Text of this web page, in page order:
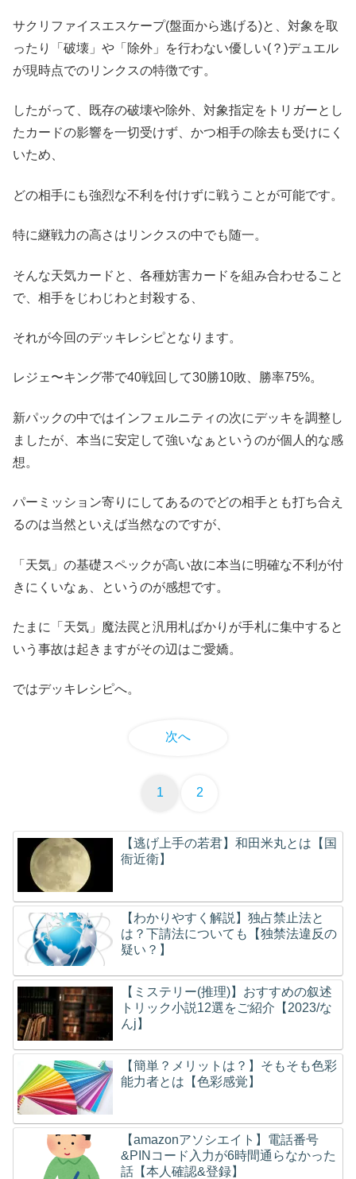
サクリファイスエスケープ(盤面から逃げる)と、対象を取
ったり「破壊」や「除外」を行わない優しい(？)デュエル
が現時点でのリンクスの特徴です。
したがって、既存の破壊や除外、対象指定をトリガーとし
たカードの影響を一切受けず、かつ相手の除去も受けにく
いため、
どの相手にも強烈な不利を付けずに戦うことが可能です。
特に継戦力の高さはリンクスの中でも随一。
そんな天気カードと、各種妨害カードを組み合わせること
で、相手をじわじわと封殺する、
それが今回のデッキレシピとなります。
レジェ〜キング帯で40戦回して30勝10敗、勝率75%。
新パックの中ではインフェルニティの次にデッキを調整し
ましたが、本当に安定して強いなぁというのが個人的な感
想。
パーミッション寄りにしてあるのでどの相手とも打ち合え
るのは当然といえば当然なのですが、
「天気」の基礎スペックが高い故に本当に明確な不利が付
きにくいなぁ、というのが感想です。
たまに「天気」魔法罠と汎用札ばかりが手札に集中すると
いう事故は起きますがその辺はご愛嬌。
ではデッキレシピへ。
次へ
1 2
【逃げ上手の若君】和田米丸とは【国
衙近衛】
【わかりやすく解説】独占禁止法と
は？下請法についても【独禁法違反の
疑い？】
【ミステリー(推理)】おすすめの叙述
トリック小説12選をご紹介【2023/な
んj】
【簡単？メリットは？】そもそも色彩
能力者とは【色彩感覚】
【amazonアソシエイト】電話番号
&PINコード入力が6時間通らなかった
話【本人確認&登録】